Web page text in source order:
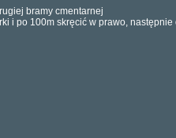
bramy cmentarnej
i po 100m skręcić w prawo, następnie